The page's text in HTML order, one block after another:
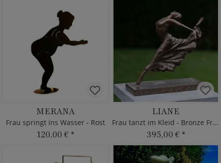
MERANA
Frau springt ins Wasser - Rost
120,00 € *
LIANE
Frau tanzt im Kleid - Bronze Frau
395,00 € *